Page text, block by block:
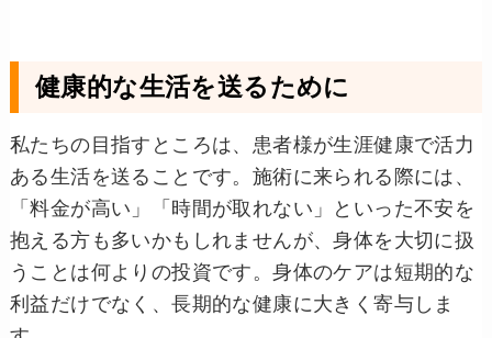
健康的な生活を送るために
私たちの目指すところは、患者様が生涯健康で活力
ある生活を送ることです。施術に来られる際には、
「料金が高い」「時間が取れない」といった不安を
抱える方も多いかもしれませんが、身体を大切に扱
うことは何よりの投資です。身体のケアは短期的な
利益だけでなく、長期的な健康に大きく寄与しま